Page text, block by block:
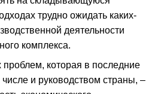
трудно ожидать каких-
деятельности
комплекса.
которая в последние
и руководством страны, –